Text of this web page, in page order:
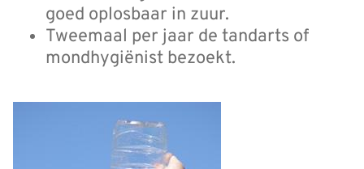
goed oplosbaar in zuur.
Tweemaal per jaar de tandarts of
mondhygiënist bezoekt.